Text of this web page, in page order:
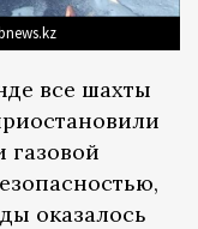
все шахты
газовой
оказалось